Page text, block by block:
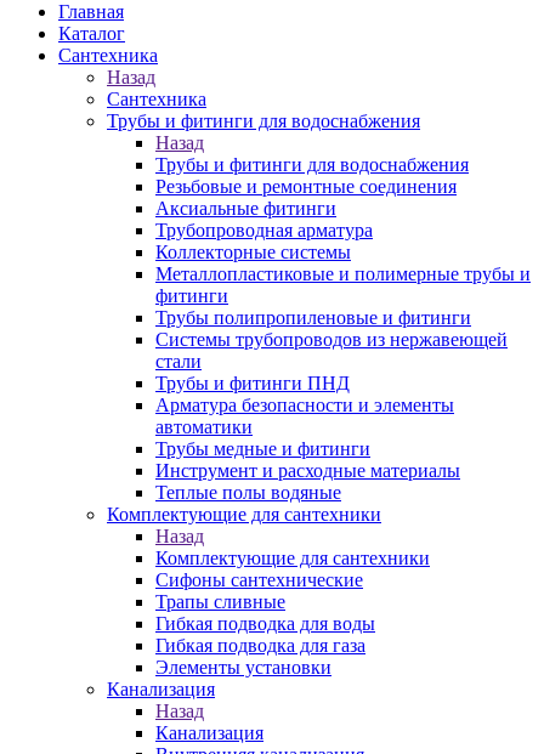
Главная
Каталог
Сантехника
Назад
Сантехника
Трубы и фитинги для водоснабжения
Назад
Трубы и фитинги для водоснабжения
Резьбовые и ремонтные соединения
Аксиальные фитинги
Трубопроводная арматура
Коллекторные системы
Металлопластиковые и полимерные трубы и
фитинги
Трубы полипропиленовые и фитинги
Системы трубопроводов из нержавеющей
стали
Трубы и фитинги ПНД
Арматура безопасности и элементы
автоматики
Трубы медные и фитинги
Инструмент и расходные материалы
Теплые полы водяные
Комплектующие для сантехники
Назад
Комплектующие для сантехники
Сифоны сантехнические
Трапы сливные
Гибкая подводка для воды
Гибкая подводка для газа
Элементы установки
Канализация
Назад
Канализация